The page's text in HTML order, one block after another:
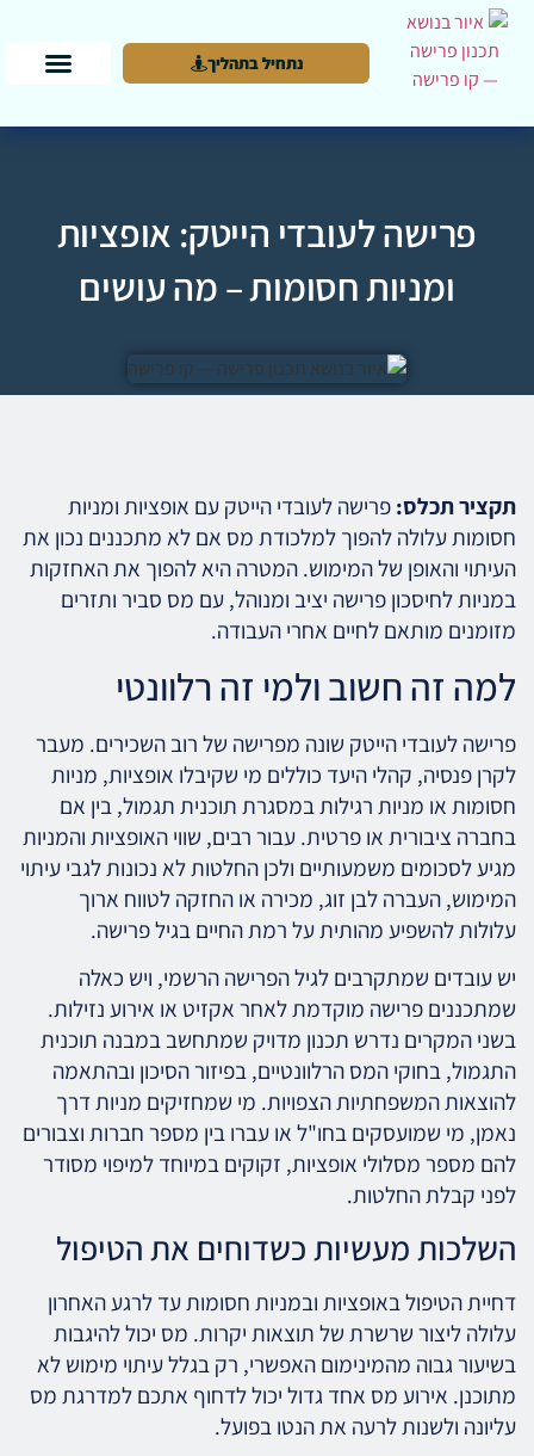
נתחיל בתהליך
פרישה לעובדי הייטק: אופציות
ומניות חסומות – מה עושים
תקציר תכלס:פרישה לעובדי הייטק עם אופציות ומניות
חסומות עלולה להפוך למלכודת מס אם לא מתכננים נכון את
העיתוי והאופן של המימוש. המטרה היא להפוך את האחזקות
במניות לחיסכון פרישה יציב ומנוהל, עם מס סביר ותזרים
מזומנים מותאם לחיים אחרי העבודה.
למה זה חשוב ולמי זה רלוונטי
פרישה לעובדי הייטק שונה מפרישה של רוב השכירים. מעבר
לקרן פנסיה, קהלי היעד כוללים מי שקיבלו אופציות, מניות
חסומות או מניות רגילות במסגרת תוכנית תגמול, בין אם
בחברה ציבורית או פרטית. עבור רבים, שווי האופציות והמניות
מגיע לסכומים משמעותיים ולכן החלטות לא נכונות לגבי עיתוי
המימוש, העברה לבן זוג, מכירה או החזקה לטווח ארוך
עלולות להשפיע מהותית על רמת החיים בגיל פרישה.
יש עובדים שמתקרבים לגיל הפרישה הרשמי, ויש כאלה
שמתכננים פרישה מוקדמת לאחר אקזיט או אירוע נזילות.
בשני המקרים נדרש תכנון מדויק שמתחשב במבנה תוכנית
התגמול, בחוקי המס הרלוונטיים, בפיזור הסיכון ובהתאמה
להוצאות המשפחתיות הצפויות. מי שמחזיקים מניות דרך
נאמן, מי שמועסקים בחו"ל או עברו בין מספר חברות וצבורים
להם מספר מסלולי אופציות, זקוקים במיוחד למיפוי מסודר
לפני קבלת החלטות.
השלכות מעשיות כשדוחים את הטיפול
דחיית הטיפול באופציות ובמניות חסומות עד לרגע האחרון
עלולה ליצור שרשרת של תוצאות יקרות. מס יכול להיגבות
בשיעור גבוה מהמינימום האפשרי, רק בגלל עיתוי מימוש לא
מתוכנן. אירוע מס אחד גדול יכול לדחוף אתכם למדרגת מס
עליונה ולשנות לרעה את הנטו בפועל.